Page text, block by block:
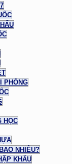
PHÒNG
HỌC
NHIÊU?
KHẨU